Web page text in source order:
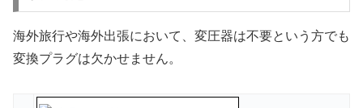
海外旅行や海外出張において、変圧器は不要という方でも
変換プラグは欠かせません。